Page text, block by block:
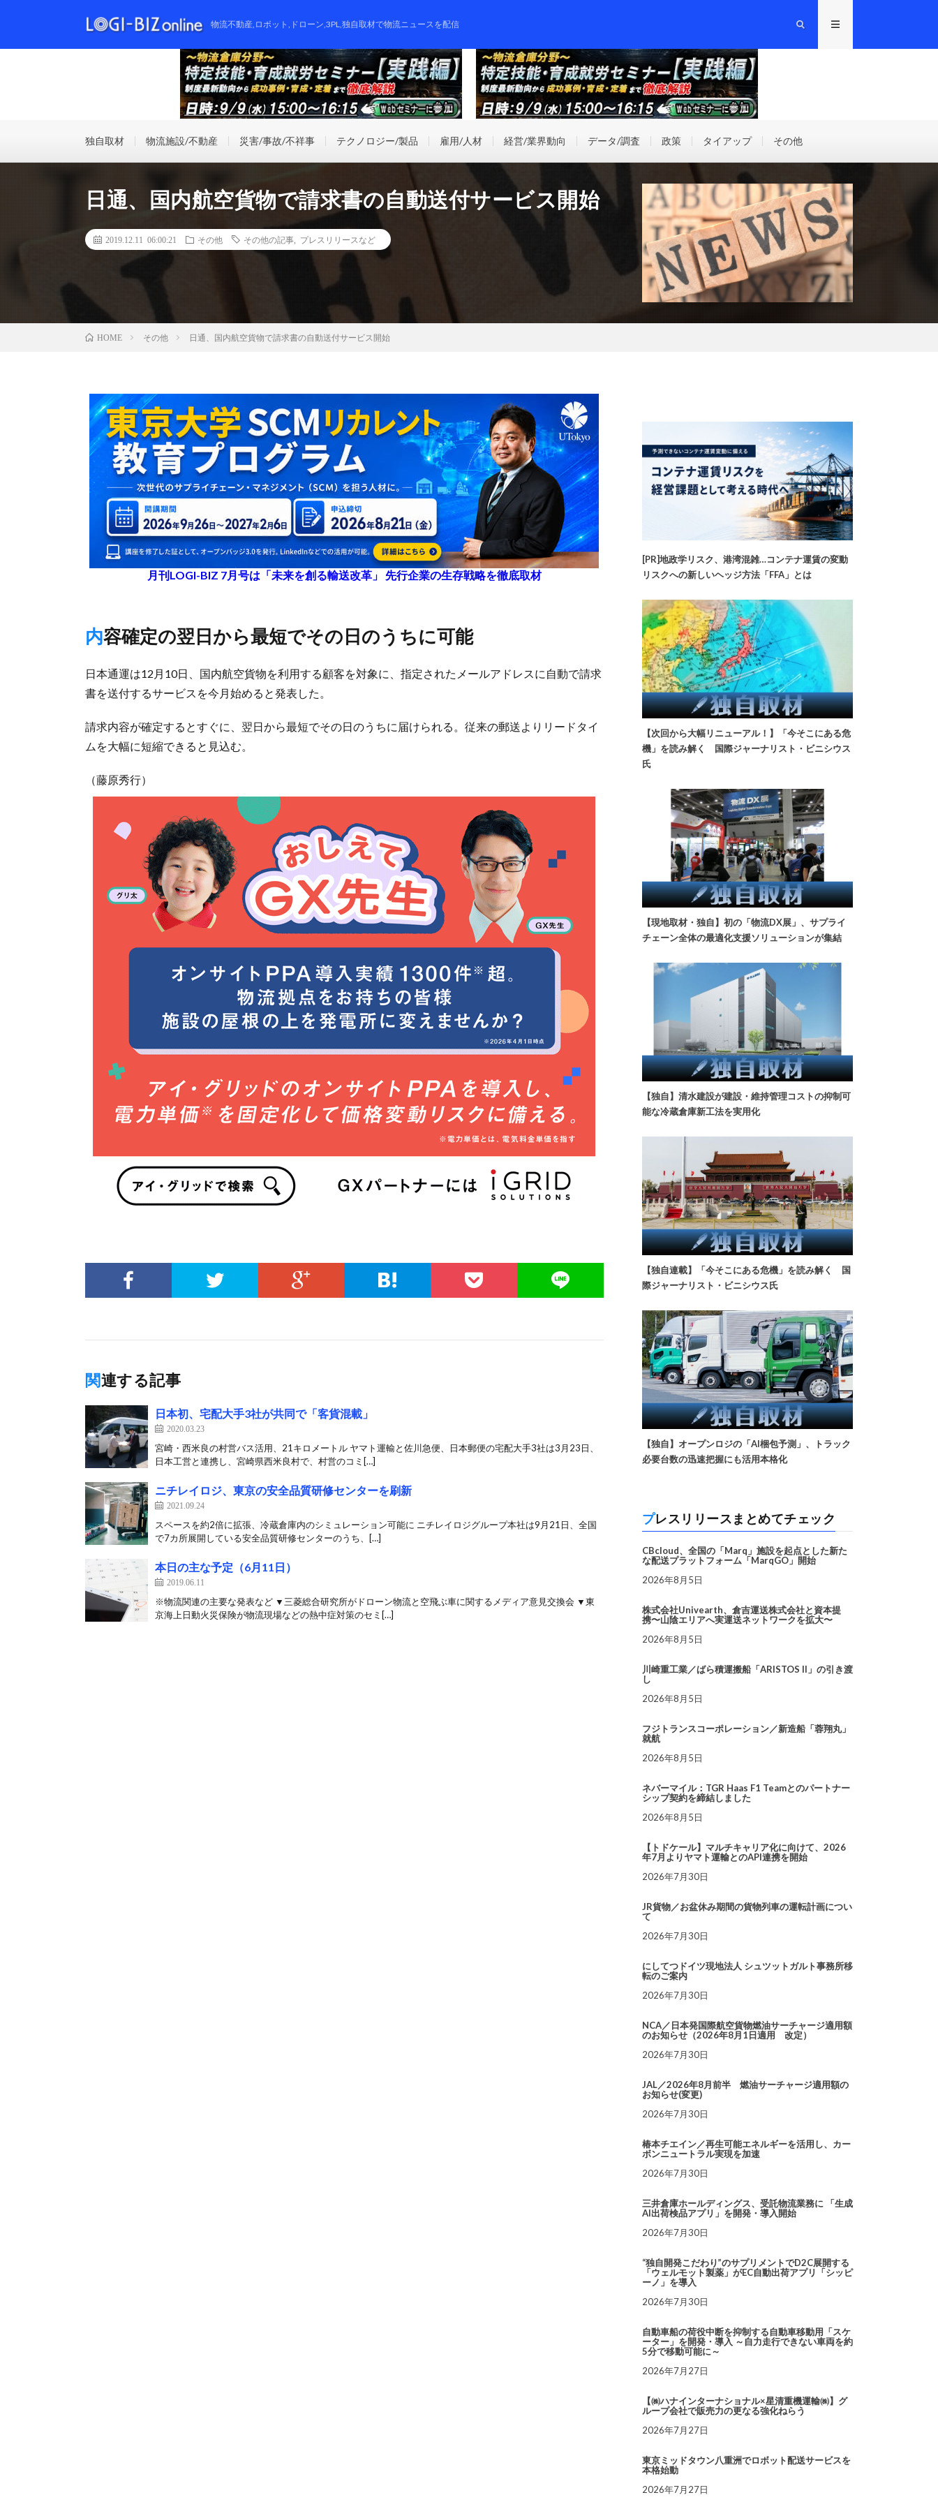
物流不動産,ロボット,ドローン,3PL,独自取材で物流ニュースを配信
独自取材 物流施設/不動産 災害/事故/不祥事 テクノロジー/製品 雇用/人材 経営/業界動向 データ/調査 政策 タイアップ その他
日通、国内航空貨物で請求書の自動送付サービス開始
2019.12.11 06:00:21 その他 その他の記事 プレスリリースなど
HOME その他 日通、国内航空貨物で請求書の自動送付サービス開始
月刊LOGI-BIZ 7月号は「未来を創る輸送改革」 先行企業の生存戦略を徹底取材
内容確定の翌日から最短でその日のうちに可能
日本通運は12月10日、国内航空貨物を利用する顧客を対象に、指定されたメールアドレスに自動で請求
書を送付するサービスを今月始めると発表した。
請求内容が確定するとすぐに、翌日から最短でその日のうちに届けられる。従来の郵送よりリードタイ
ムを大幅に短縮できると見込む。
（藤原秀行）
関連する記事
日本初、宅配大手3社が共同で「客貨混載」
2020.03.23
宮崎・西米良の村営バス活用、21キロメートル ヤマト運輸と佐川急便、日本郵便の宅配大手3社は3月23日、
日本工営と連携し、宮崎県西米良村で、村営のコミ[…]
ニチレイロジ、東京の安全品質研修センターを刷新
2021.09.24
スペースを約2倍に拡張、冷蔵倉庫内のシミュレーション可能に ニチレイロジグループ本社は9月21日、全国
で7カ所展開している安全品質研修センターのうち、[…]
本日の主な予定（6月11日）
2019.06.11
※物流関連の主要な発表など ▼三菱総合研究所がドローン物流と空飛ぶ車に関するメディア意見交換会 ▼東
京海上日動火災保険が物流現場などの熱中症対策のセミ[…]
[PR]地政学リスク、港湾混雑…コンテナ運賃の変動
リスクへの新しいヘッジ方法「FFA」とは
【次回から大幅リニューアル！】「今そこにある危
機」を読み解く 国際ジャーナリスト・ビニシウス
氏
【現地取材・独自】初の「物流DX展」、サプライ
チェーン全体の最適化支援ソリューションが集結
【独自】清水建設が建設・維持管理コストの抑制可
能な冷蔵倉庫新工法を実用化
【独自連載】「今そこにある危機」を読み解く 国
際ジャーナリスト・ビニシウス氏
【独自】オープンロジの「AI梱包予測」、トラック
必要台数の迅速把握にも活用本格化
プレスリリースまとめてチェック
CBcloud、全国の「Marq」施設を起点とした新た
な配送プラットフォーム「MarqGO」開始
2026年8月5日
株式会社Univearth、倉吉運送株式会社と資本提
携〜山陰エリアへ実運送ネットワークを拡大〜
2026年8月5日
川崎重工業／ばら積運搬船「ARISTOS II」の引き渡
し
2026年8月5日
フジトランスコーポレーション／新造船「蓉翔丸」
就航
2026年8月5日
ネバーマイル：TGR Haas F1 Teamとのパートナー
シップ契約を締結しました
2026年8月5日
【トドケール】マルチキャリア化に向けて、2026
年7月よりヤマト運輸とのAPI連携を開始
2026年7月30日
JR貨物／お盆休み期間の貨物列車の運転計画につい
て
2026年7月30日
にしてつドイツ現地法人 シュツットガルト事務所移
転のご案内
2026年7月30日
NCA／日本発国際航空貨物燃油サーチャージ適用額
のお知らせ（2026年8月1日適用 改定）
2026年7月30日
JAL／2026年8月前半 燃油サーチャージ適用額の
お知らせ(変更)
2026年7月30日
椿本チエイン／再生可能エネルギーを活用し、カー
ボンニュートラル実現を加速
2026年7月30日
三井倉庫ホールディングス、受託物流業務に 「生成
AI出荷検品アプリ」を開発・導入開始
2026年7月30日
“独自開発こだわり”のサプリメントでD2C展開する
「ウェルモット製薬」がEC自動出荷アプリ「シッピ
ーノ」を導入
2026年7月30日
自動車船の荷役中断を抑制する自動車移動用「スケ
ーター」を開発・導入 ～自力走行できない車両を約
5分で移動可能に～
2026年7月27日
【㈱ハナインターナショナル×星清重機運輸㈱】グ
ループ会社で販売力の更なる強化ねらう
2026年7月27日
東京ミッドタウン八重洲でロボット配送サービスを
本格始動
2026年7月27日